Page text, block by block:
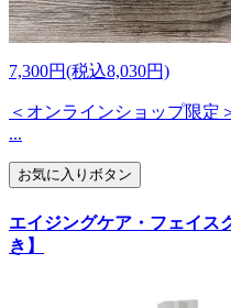
7,300円(税込8,030円)
＜オンラインショップ限定
...
お気に入りボタン
エイジングケア・フェイス
き】